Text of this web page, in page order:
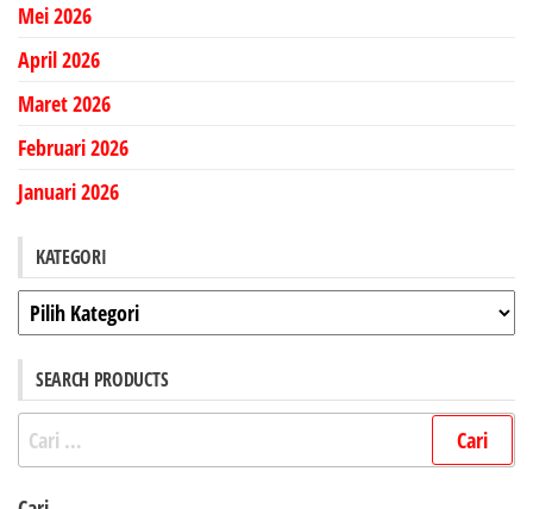
Mei 2026
April 2026
Maret 2026
Februari 2026
Januari 2026
KATEGORI
Kategori
SEARCH PRODUCTS
Cari
untuk: